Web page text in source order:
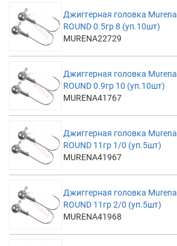
Джиггерная головка Murena
ROUND 0.5гр 8 (уп.10шт)
MURENA22729
Джиггерная головка Murena
ROUND 0.9гр 10 (уп.10шт)
MURENA41767
Джиггерная головка Murena
ROUND 11гр 1/0 (уп.5шт)
MURENA41967
Джиггерная головка Murena
ROUND 11гр 2/0 (уп.5шт)
MURENA41968